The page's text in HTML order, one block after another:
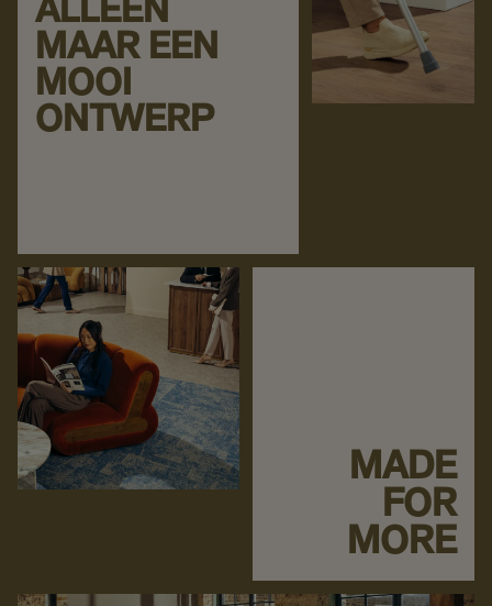
ALLEEN
MAAR EEN
MOOI
ONTWERP
MADE
FOR
MORE